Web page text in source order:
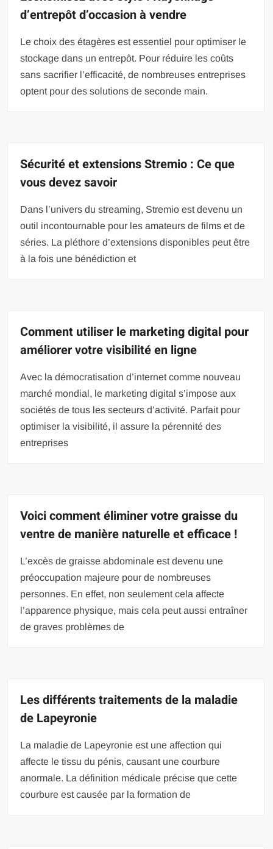
d’entrepôt d’occasion à vendre
Le choix des étagères est essentiel pour optimiser le
stockage dans un entrepôt. Pour réduire les coûts
sans sacrifier l’efficacité, de nombreuses entreprises
optent pour des solutions de seconde main.
Sécurité et extensions Stremio : Ce que
vous devez savoir
Dans l’univers du streaming, Stremio est devenu un
outil incontournable pour les amateurs de films et de
séries. La pléthore d’extensions disponibles peut être
à la fois une bénédiction et
Comment utiliser le marketing digital pour
améliorer votre visibilité en ligne
Avec la démocratisation d’internet comme nouveau
marché mondial, le marketing digital s’impose aux
sociétés de tous les secteurs d’activité. Parfait pour
optimiser la visibilité, il assure la pérennité des
entreprises
Voici comment éliminer votre graisse du
ventre de manière naturelle et efficace !
L’excès de graisse abdominale est devenu une
préoccupation majeure pour de nombreuses
personnes. En effet, non seulement cela affecte
l’apparence physique, mais cela peut aussi entraîner
de graves problèmes de
Les différents traitements de la maladie
de Lapeyronie
La maladie de Lapeyronie est une affection qui
affecte le tissu du pénis, causant une courbure
anormale. La définition médicale précise que cette
courbure est causée par la formation de